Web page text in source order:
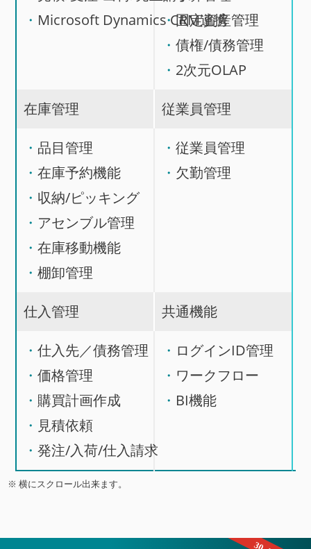
Microsoft Dynamics CRM連携
固定資産管理
債権/債務管理
2次元OLAP
在庫管理 従業員管理
品目管理
在庫予約機能
収納/ピッキング
アセンブル管理
在庫移動機能
棚卸管理
従業員管理
欠勤管理
仕入管理 共通機能
仕入先／債務管理
価格管理
購買計画作成
見積依頼
発注/入荷/仕入請求
ログインID管理
ワークフロー
BI機能
※ 横にスクロール出来ます。